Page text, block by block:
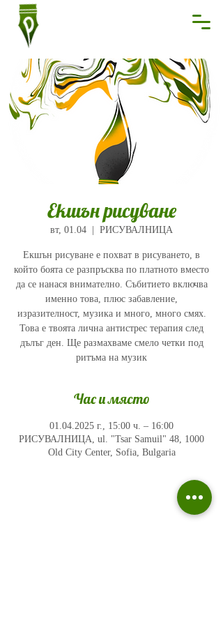
Екшън рисуване
вт, 01.04 РИСУВАЛНИЦА
Екшън рисуване е похват в рисуването, в
който боята се разпръсква по платното вместо
да се нанася внимателно. Събитието включва
именно това, плюс забавление,
изразителност, музика и много, много смях.
Това е твоята лична антистрес терапия след
дълъг ден. Ще размахваме смело четки под
ритъма на музик
Час и място
01.04.2025 г., 15:00 ч. – 16:00
РИСУВАЛНИЦА, ul. "Tsar Samuil" 48, 1000
Old City Center, Sofia, Bulgaria